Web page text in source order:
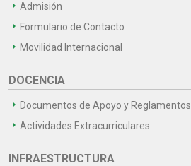
Admisión
Formulario de Contacto
Movilidad Internacional
DOCENCIA
Documentos de Apoyo y Reglamentos
Actividades Extracurriculares
INFRAESTRUCTURA